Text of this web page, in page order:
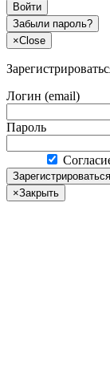
Войти
Забыли пароль?
×Close
Логин (email)
Пароль
Зарегистрироваться
×Закрыть